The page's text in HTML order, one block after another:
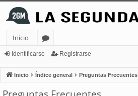
Inicio
or
os
Identificarse Registrarse
Inicio Índice general Preguntas Frecuentes